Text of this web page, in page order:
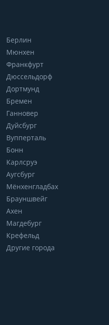
Берлин
Мюнхен
Франкфурт
Дюссельдорф
Дортмунд
Бремен
Ганновер
Дуйсбург
Вупперталь
Бонн
Карлсруэ
Аугсбург
Мёнхенгладбах
Брауншвейг
Ахен
Магдебург
Крефельд
Другие города